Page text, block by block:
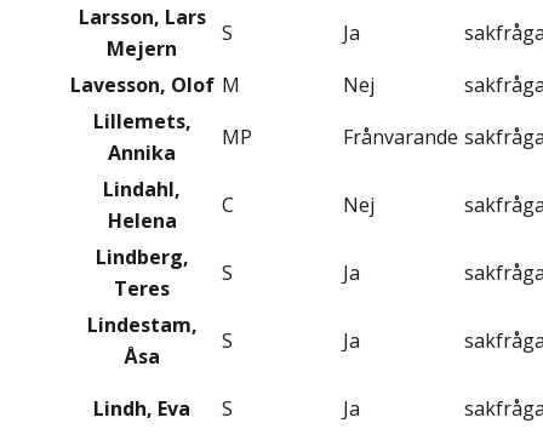
Larsson, Lars
Mejern
S Ja
Lavesson, Olof M Nej
Lillemets,
Annika
MP Frånvarande
Lindahl,
Helena
C Nej
Lindberg,
Teres
S Ja
Lindestam,
Åsa
S Ja
Lindh, Eva S Ja